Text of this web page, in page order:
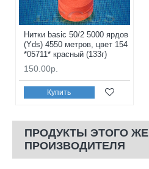
Нитки basic 50/2 5000 ярдов
(Yds) 4550 метров, цвет 154
*05711* красный (133г)
150.00р.
Купить
ПРОДУКТЫ ЭТОГО ЖЕ
ПРОИЗВОДИТЕЛЯ